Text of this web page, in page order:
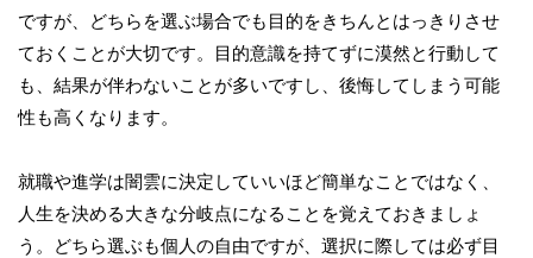
ですが、どちらを選ぶ場合でも目的をきちんとはっきりさせ
ておくことが大切です。目的意識を持てずに漠然と行動して
も、結果が伴わないことが多いですし、後悔してしまう可能
性も高くなります。
就職や進学は闇雲に決定していいほど簡単なことではなく、
人生を決める大きな分岐点になることを覚えておきましょ
う。どちら選ぶも個人の自由ですが、選択に際しては必ず目